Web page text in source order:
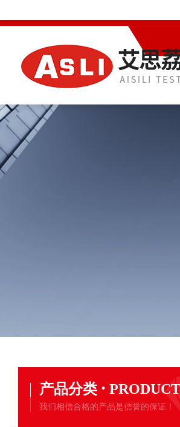
产品分类 · PRODUCT
我们相信合格的产品是信誉的保证！